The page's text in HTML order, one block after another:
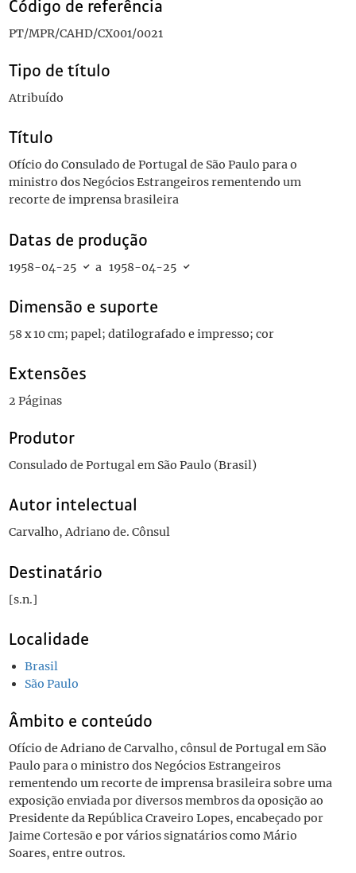
Código de referência
PT/MPR/CAHD/CX001/0021
Tipo de título
Atribuído
Título
Ofício do Consulado de Portugal de São Paulo para o
ministro dos Negócios Estrangeiros rementendo um
recorte de imprensa brasileira
Datas de produção
1958-04-25 a 1958-04-25
Dimensão e suporte
58 x 10 cm; papel; datilografado e impresso; cor
Extensões
2 Páginas
Produtor
Consulado de Portugal em São Paulo (Brasil)
Autor intelectual
Carvalho, Adriano de. Cônsul
Destinatário
[s.n.]
Localidade
Brasil
São Paulo
Âmbito e conteúdo
Ofício de Adriano de Carvalho, cônsul de Portugal em São
Paulo para o ministro dos Negócios Estrangeiros
rementendo um recorte de imprensa brasileira sobre uma
exposição enviada por diversos membros da oposição ao
Presidente da República Craveiro Lopes, encabeçado por
Jaime Cortesão e por vários signatários como Mário
Soares, entre outros.